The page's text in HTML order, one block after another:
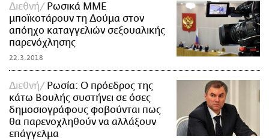
Διεθνή
Ρωσικά ΜΜΕ
μποϊκοτάρουν τη Δούμα στον
απόηχο καταγγελιών σεξουαλικής
παρενόχλησης
22.3.2018
Διεθνή
Ρωσία: Ο πρόεδρος της
κάτω Βουλής συστήνει σε όσες
δημοσιογράφους φοβούνται πως
θα παρενοχληθούν να αλλάξουν
επάγγελμα